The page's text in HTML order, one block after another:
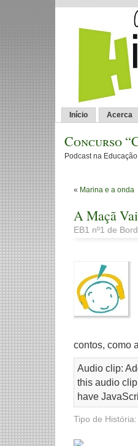
Início Acerca
Concurso
Podcast na Educação
« Marina e a onda
A Maçã
EB1 nº1 de
contos, como
Audio clip:
this audio
have
Tipo de História: